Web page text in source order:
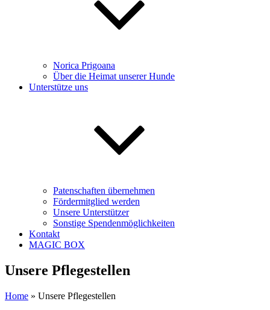
Norica Prigoana
Über die Heimat unserer Hunde
Unterstütze uns
Patenschaften übernehmen
Fördermitglied werden
Unsere Unterstützer
Sonstige Spendenmöglichkeiten
Kontakt
MAGIC BOX
Unsere Pflegestellen
Home » Unsere Pflegestellen